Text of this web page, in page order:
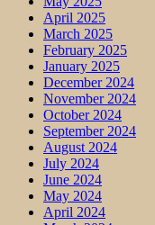
April 2025
March 2025
February 2025
January 2025
December 2024
November 2024
October 2024
September 2024
August 2024
July 2024
June 2024
May 2024
April 2024